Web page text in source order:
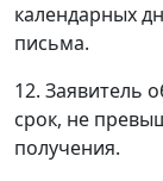
календарных
письма.
12. Заявитель
срок, не
получения.